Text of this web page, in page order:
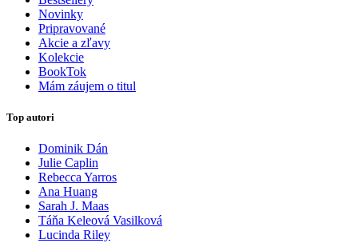
Novinky
Pripravované
Akcie a zľavy
Kolekcie
BookTok
Mám záujem o titul
Top autori
Dominik Dán
Julie Caplin
Rebecca Yarros
Ana Huang
Sarah J. Maas
Táňa Keleová Vasilková
Lucinda Riley